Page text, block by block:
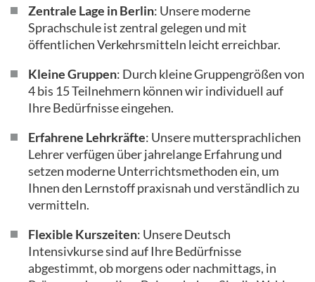
Zentrale Lage in Berlin: Unsere moderne
Sprachschule ist zentral gelegen und mit
öffentlichen Verkehrsmitteln leicht erreichbar.
Kleine Gruppen: Durch kleine Gruppengrößen von
4 bis 15 Teilnehmern können wir individuell auf
Ihre Bedürfnisse eingehen.
Erfahrene Lehrkräfte: Unsere muttersprachlichen
Lehrer verfügen über jahrelange Erfahrung und
setzen moderne Unterrichtsmethoden ein, um
Ihnen den Lernstoff praxisnah und verständlich zu
vermitteln.
Flexible Kurszeiten: Unsere Deutsch
Intensivkurse sind auf Ihre Bedürfnisse
abgestimmt, ob morgens oder nachmittags, in